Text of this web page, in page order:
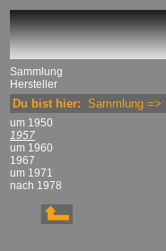
Sammlung
Hersteller
Du bist hier: Sammlung =>
um 1950
1957
um 1960
1967
um 1971
nach 1978